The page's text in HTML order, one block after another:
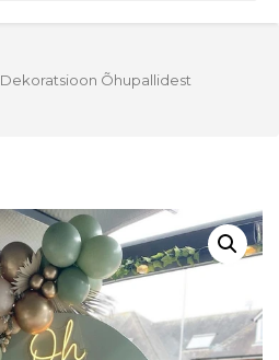
Dekoratsioon Õhupallidest